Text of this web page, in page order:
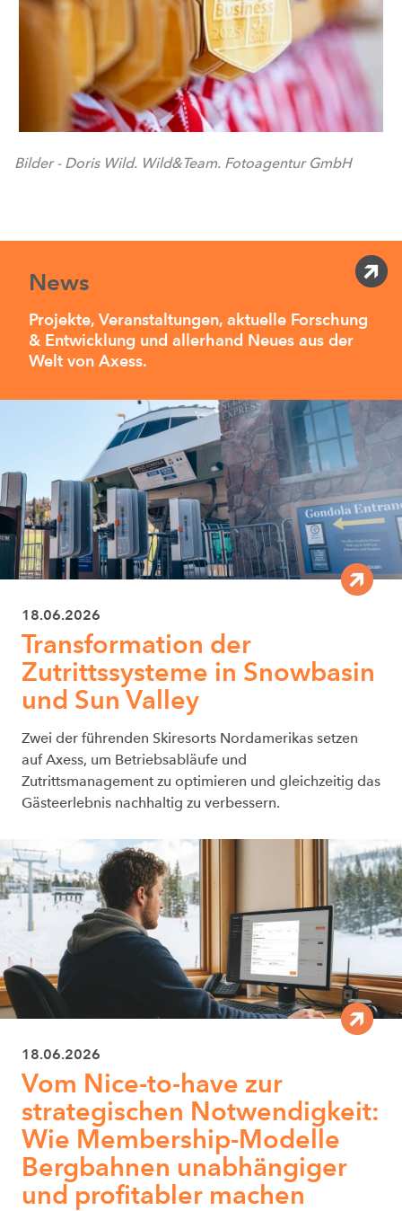
Bilder - Doris Wild. Wild&Team. Fotoagentur GmbH
News
Projekte, Veranstaltungen, aktuelle Forschung
& Entwicklung und allerhand Neues aus der
Welt von Axess.
18.06.2026
Transformation der
Zutrittssysteme in Snowbasin
und Sun Valley
Zwei der führenden Skiresorts Nordamerikas setzen
auf Axess, um Betriebsabläufe und
Zutrittsmanagement zu optimieren und gleichzeitig das
Gästeerlebnis nachhaltig zu verbessern.
18.06.2026
Vom Nice-to-have zur
strategischen Notwendigkeit:
Wie Membership-Modelle
Bergbahnen unabhängiger
und profitabler machen